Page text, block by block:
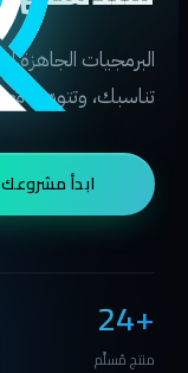
البرمجيات
تناسبك، وتتوسّع
ابدأ مشروعك
24+
منتج مُسلَّم